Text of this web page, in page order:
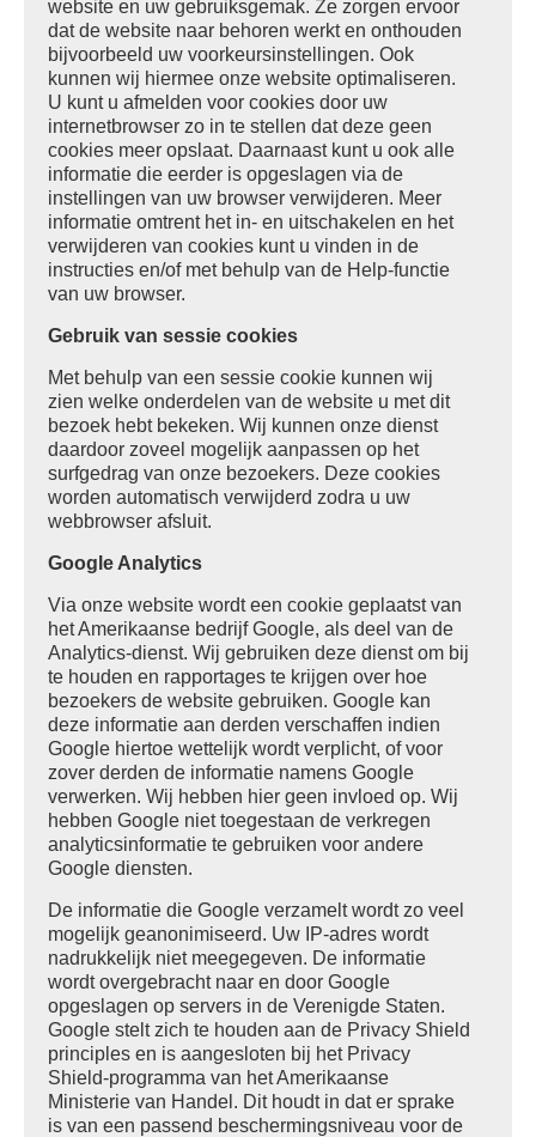
website en uw gebruiksgemak. Ze zorgen ervoor
dat de website naar behoren werkt en onthouden
bijvoorbeeld uw voorkeursinstellingen. Ook
kunnen wij hiermee onze website optimaliseren.
U kunt u afmelden voor cookies door uw
internetbrowser zo in te stellen dat deze geen
cookies meer opslaat. Daarnaast kunt u ook alle
informatie die eerder is opgeslagen via de
instellingen van uw browser verwijderen. Meer
informatie omtrent het in- en uitschakelen en het
verwijderen van cookies kunt u vinden in de
instructies en/of met behulp van de Help-functie
van uw browser.
Gebruik van sessie cookies
Met behulp van een sessie cookie kunnen wij
zien welke onderdelen van de website u met dit
bezoek hebt bekeken. Wij kunnen onze dienst
daardoor zoveel mogelijk aanpassen op het
surfgedrag van onze bezoekers. Deze cookies
worden automatisch verwijderd zodra u uw
webbrowser afsluit.
Google Analytics
Via onze website wordt een cookie geplaatst van
het Amerikaanse bedrijf Google, als deel van de
Analytics-dienst. Wij gebruiken deze dienst om bij
te houden en rapportages te krijgen over hoe
bezoekers de website gebruiken. Google kan
deze informatie aan derden verschaffen indien
Google hiertoe wettelijk wordt verplicht, of voor
zover derden de informatie namens Google
verwerken. Wij hebben hier geen invloed op. Wij
hebben Google niet toegestaan de verkregen
analyticsinformatie te gebruiken voor andere
Google diensten.
De informatie die Google verzamelt wordt zo veel
mogelijk geanonimiseerd. Uw IP-adres wordt
nadrukkelijk niet meegegeven. De informatie
wordt overgebracht naar en door Google
opgeslagen op servers in de Verenigde Staten.
Google stelt zich te houden aan de Privacy Shield
principles en is aangesloten bij het Privacy
Shield-programma van het Amerikaanse
Ministerie van Handel. Dit houdt in dat er sprake
is van een passend beschermingsniveau voor de